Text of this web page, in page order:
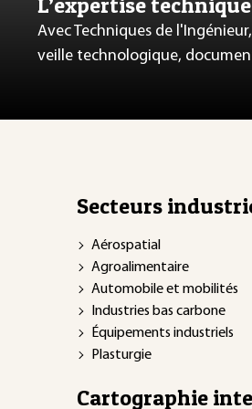
Avec Techniques de
veille technologique,
Secteurs
Aérospatial
Agroalimentaire
Automobile et mobilités
Industries bas carbone
Équipements industriels
Plasturgie
Cartographie